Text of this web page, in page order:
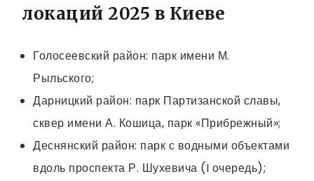
локаций 2025 в Киеве
Голосеевский район: парк имени М.
Рыльского;
Дарницкий район: парк Партизанской славы,
сквер имени А. Кошица, парк «Прибрежный»;
Деснянский район: парк с водными объектами
вдоль проспекта Р. Шухевича (I очередь);